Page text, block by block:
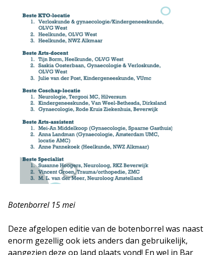
Botenborrel 15 mei
Deze afgelopen editie van de botenborrel was naast
enorm gezellig ook iets anders dan gebruikelijk,
aangezien deze op land plaats vond! En wel in Bar